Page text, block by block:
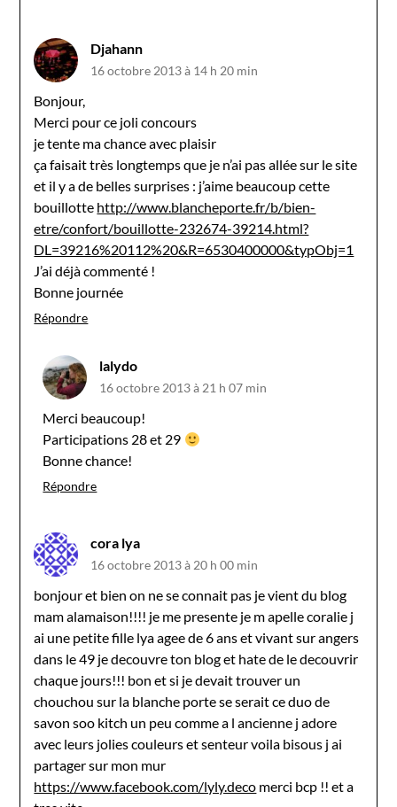
Djahann
16 octobre 2013 à 14 h 20 min
Bonjour,
Merci pour ce joli concours
je tente ma chance avec plaisir
ça faisait très longtemps que je n’ai pas allée sur le site
et il y a de belles surprises : j’aime beaucoup cette
bouillotte http://www.blancheporte.fr/b/bien-
etre/confort/bouillotte-232674-39214.html?
DL=39216%20112%20&R=6530400000&typObj=1
J’ai déjà commenté !
Bonne journée
Répondre
lalydo
16 octobre 2013 à 21 h 07 min
Merci beaucoup!
Participations 28 et 29
Bonne chance!
Répondre
cora lya
16 octobre 2013 à 20 h 00 min
bonjour et bien on ne se connait pas je vient du blog
mam alamaison!!!! je me presente je m apelle coralie j
ai une petite fille lya agee de 6 ans et vivant sur angers
dans le 49 je decouvre ton blog et hate de le decouvrir
chaque jours!!! bon et si je devait trouver un
chouchou sur la blanche porte se serait ce duo de
savon soo kitch un peu comme a l ancienne j adore
avec leurs jolies couleurs et senteur voila bisous j ai
partager sur mon mur
https://www.facebook.com/lyly.deco merci bcp !! et a